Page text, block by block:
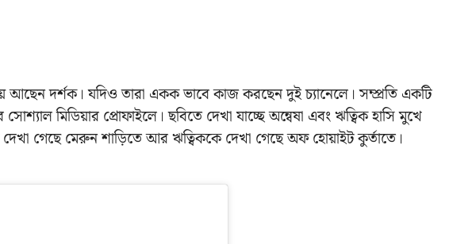
দর্শক। যদিও তারা একক ভাবে কাজ করছেন দুই চ্যানেলে। সম্প্রতি একটি
মিডিয়ার প্রোফাইলে। ছবিতে দেখা যাচ্ছে অন্বেষা এবং ঋত্বিক হাসি মুখে
দেখা গেছে মেরুন শাড়িতে আর ঋত্বিককে দেখা গেছে অফ হোয়াইট কুর্তাতে।